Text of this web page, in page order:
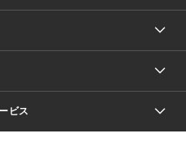
ビス